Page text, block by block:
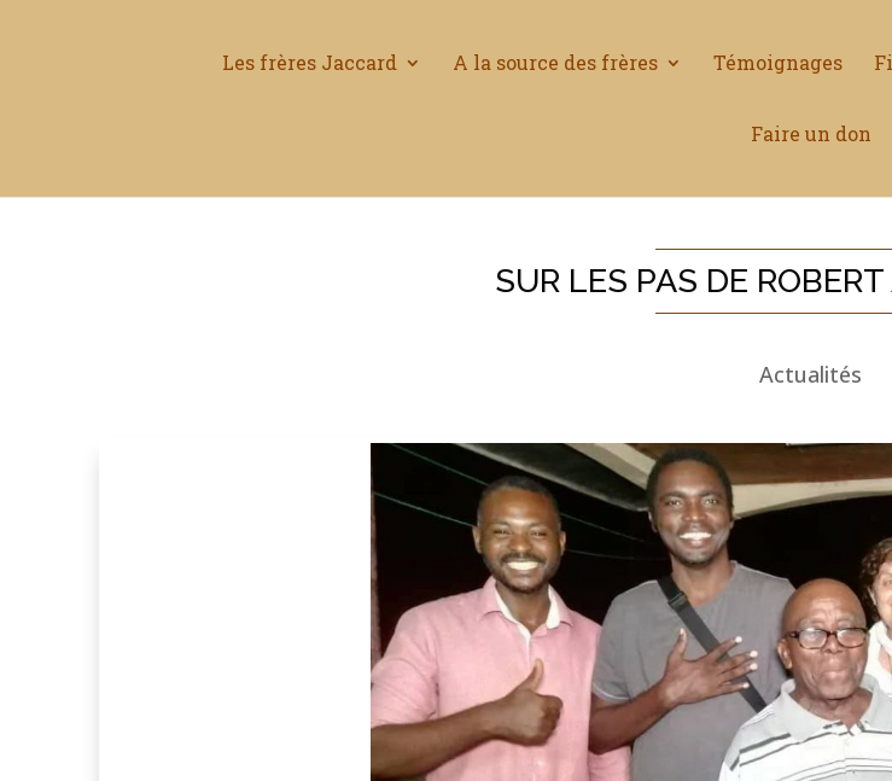
Les frères Jaccard A la source des frères Témoignages
Faire un don
SUR LES PAS DE
Actualités